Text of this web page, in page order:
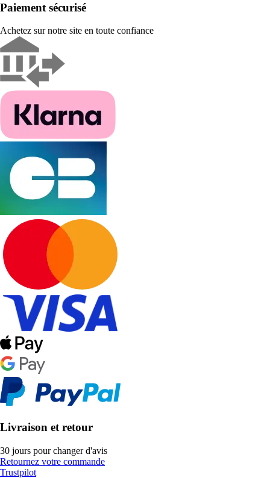
Paiement sécurisé
Achetez sur notre site en toute confiance
Livraison et retour
30 jours pour changer d'avis
Retournez votre commande
Trustpilot